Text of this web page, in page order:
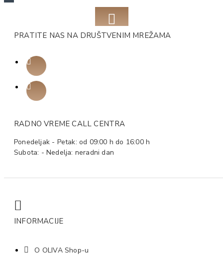
PRATITE NAS NA DRUŠTVENIM MREŽAMA
RADNO VREME CALL CENTRA
Ponedeljak - Petak: od 09:00 h do 16:00 h
Subota: - Nedelja: neradni dan
INFORMACIJE
O OLIVA Shop-u